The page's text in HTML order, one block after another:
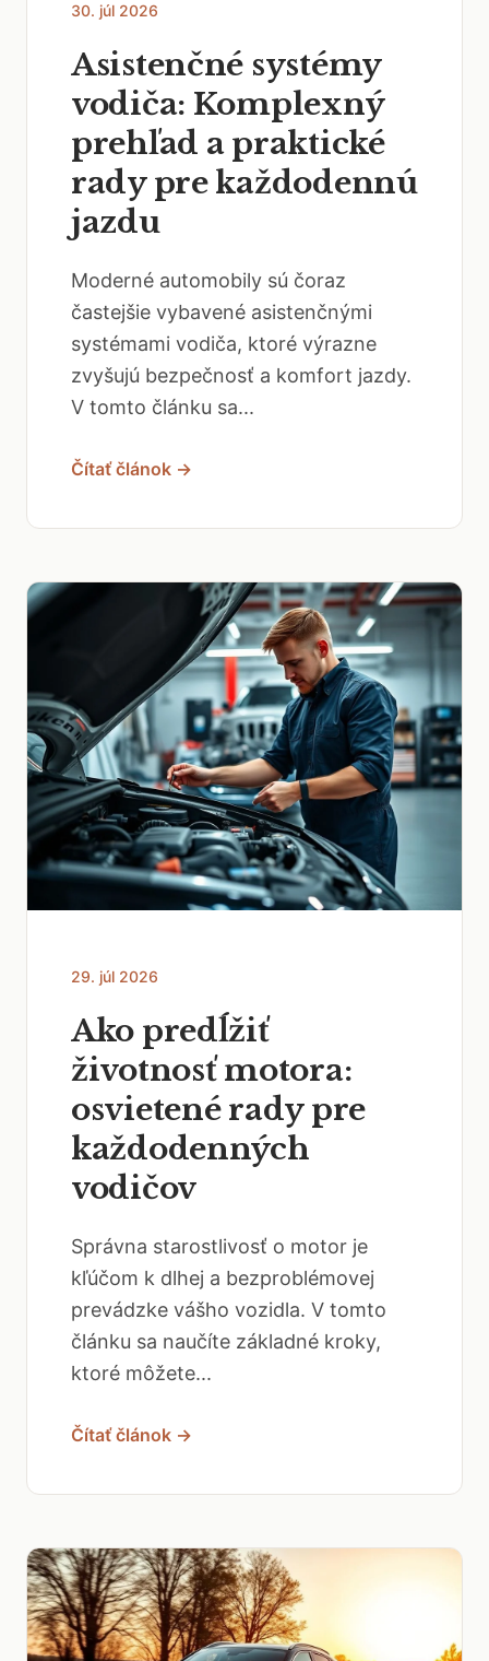
30. júl 2026
Asistenčné systémy
vodiča: Komplexný
prehľad a praktické
rady pre každodennú
jazdu
Moderné automobily sú čoraz
častejšie vybavené asistenčnými
systémami vodiča, ktoré výrazne
zvyšujú bezpečnosť a komfort jazdy.
V tomto článku sa...
Čítať článok →
29. júl 2026
Ako predĺžiť
životnosť motora:
osvietené rady pre
každodenných
vodičov
Správna starostlivosť o motor je
kľúčom k dlhej a bezproblémovej
prevádzke vášho vozidla. V tomto
článku sa naučíte základné kroky,
ktoré môžete...
Čítať článok →